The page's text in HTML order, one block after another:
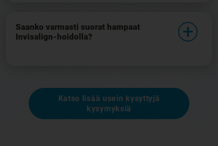
Saanko varmasti suorat hampaat
Invisalign-hoidolla?
Katso lisää usein kysyttyjä
kysymyksiä